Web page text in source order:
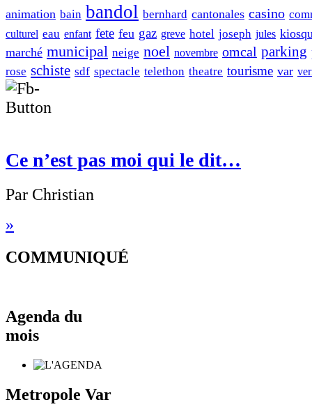
animation bain bandol bernhard cantonales casino
culturel eau enfant fete feu gaz greve hotel joseph jules
marché municipal neige noel novembre omcal parking
rose schiste sdf spectacle telethon theatre tourisme var
Ce n’est pas moi qui le dit…
Par Christian
»
COMMUNIQUÉ
Agenda du
mois
Metropole Var